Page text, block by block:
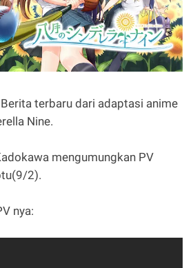
Berita terbaru dari adaptasi anime
Nine.
mengumungkan PV
2).
nya: